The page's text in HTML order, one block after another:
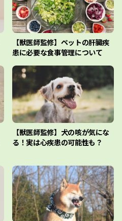
【獣医師監修】ペットの肝臓疾
患に必要な食事管理について
【獣医師監修】犬の咳が気にな
る！実は心疾患の可能性も？